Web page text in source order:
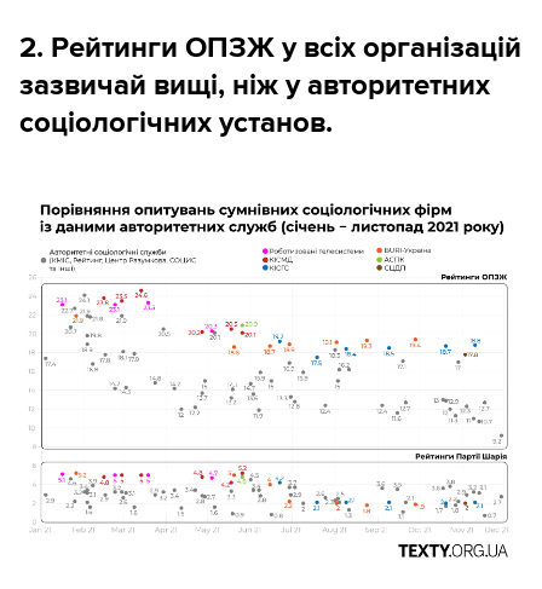
2. Рейтинги ОПЗЖ у всіх організацій
зазвичай вищі, ніж у авторитетних
соціологічних установ.